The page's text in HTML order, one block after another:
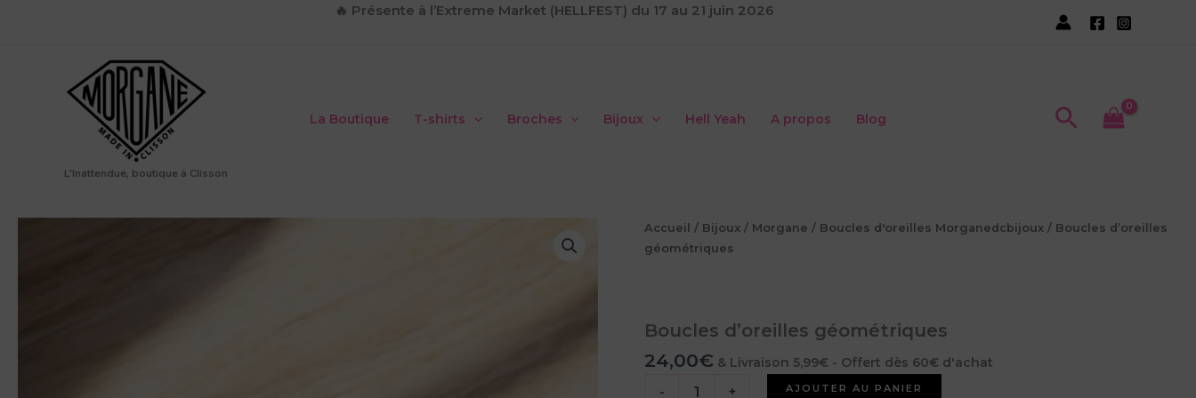
🔥 Présente à l’Extreme Market (HELLFEST) du 17 au 21 juin 2026
L'Inattendue, boutique à Clisson
La Boutique T-shirts Broches Bijoux Hell Yeah A propos Blog
Accueil / Bijoux / Morgane / Boucles d'oreilles Morganedcbijoux / Boucles d’oreilles
géométriques
Boucles d’oreilles géométriques
24,00€ & Livraison 5,99€ - Offert dès 60€ d'achat
-
+ AJOUTER AU PANIER